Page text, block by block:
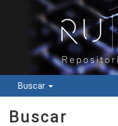
Buscar
Buscar